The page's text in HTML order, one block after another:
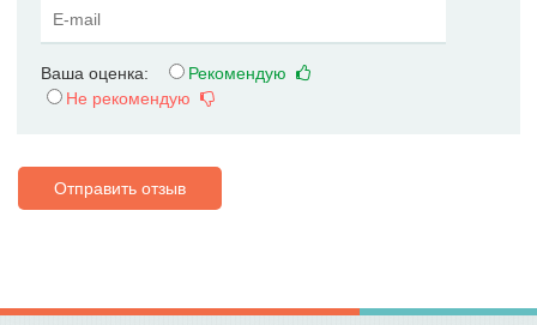
Ваша оценка:
Рекомендую
Не рекомендую
Отправить отзыв